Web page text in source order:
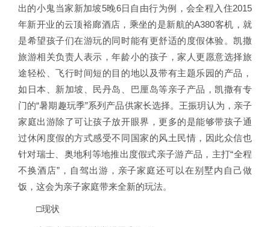
出的小鬼当家新加坡5晚6日自由行为例，会全程入住2015
年新开业的云顶裕廊酒店，乘坐的是新航的A380客机，就
是希望孩子们在游玩的同时能有更舒适的度假体验。凯撒
旅游相关负责人表示，年龄小的孩子，家人更愿意选择旅
途轻松、飞行时间短的目的地以及带有主题乐园的产品，
如日本、新加坡、民丹岛、巴厘岛等亲子产品，凯撒有专
门的“暑期趣玩季”系列产品供家长选择。王振玥认为，亲子
家庭出游除了可让孩子放开眼界，更多的是能够带孩子通
过休闲度假的方式感受不同国家的风土民情，因此众信也
针对瑞士、奥地利等地推出度假式亲子游产品，主打“全程
不换酒店”，自驾出游，亲子家庭还可以在别墅内自己做
饭，这会为亲子家庭带来全新的玩法。
□现状